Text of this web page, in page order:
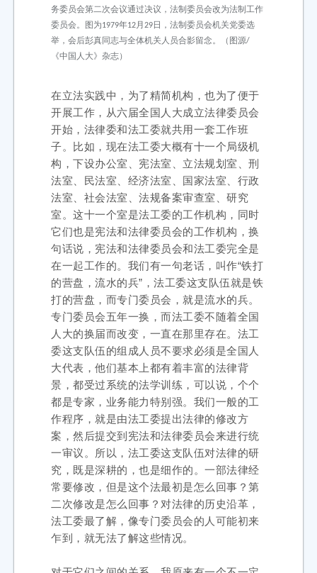
务委员会第二次会议通过决议，法制委员会改为法制工作
委员会。图为1979年12月29日，法制委员会机关党委选
举，会后彭真同志与全体机关人员合影留念。（图源/
《中国人大》杂志）
在立法实践中，为了精简机构，也为了便于
开展工作，从六届全国人大成立法律委员会
开始，法律委和法工委就共用一套工作班
子。比如，现在法工委大概有十一个局级机
构，下设办公室、宪法室、立法规划室、刑
法室、民法室、经济法室、国家法室、行政
法室、社会法室、法规备案审查室、研究
室。这十一个室是法工委的工作机构，同时
它们也是宪法和法律委员会的工作机构，换
句话说，宪法和法律委员会和法工委完全是
在一起工作的。我们有一句老话，叫作“铁打
的营盘，流水的兵”，法工委这支队伍就是铁
打的营盘，而专门委员会，就是流水的兵。
专门委员会五年一换，而法工委不随着全国
人大的换届而改变，一直在那里存在。法工
委这支队伍的组成人员不要求必须是全国人
大代表，他们基本上都有着丰富的法律背
景，都受过系统的法学训练，可以说，个个
都是专家，业务能力特别强。我们一般的工
作程序，就是由法工委提出法律的修改方
案，然后提交到宪法和法律委员会来进行统
一审议。所以，法工委这支队伍对法律的研
究，既是深耕的，也是细作的。一部法律经
常要修改，但是这个法最初是怎么回事？第
二次修改是怎么回事？对法律的历史沿革，
法工委最了解，像专门委员会的人可能初来
乍到，就无法了解这些情况。